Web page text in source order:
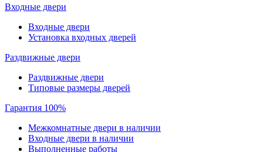
Входные двери
Входные двери
Установка входных дверей
Раздвижные двери
Раздвижные двери
Типовые размеры дверей
Гарантия 100%
Межкомнатные двери в наличии
Входные двери в наличии
Выполненные работы